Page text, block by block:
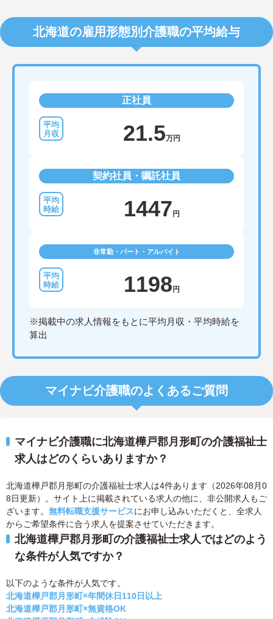
北海道の雇用形態別介護職の平均給与
正社員
21.5万円
契約社員・嘱託社員
1447 円
非常勤・パート・アルバイト
1198 円
※掲載中の求人情報をもとに平均月収・平均時給を
算出
マイナビ介護職のよくあるご質問
マイナビ介護職に北海道樺戸郡月形町の介護福祉士
求人はどのくらいありますか？
北海道樺戸郡月形町の介護福祉士求人は4件あります（2026年08月0
8日更新）。サイト上に掲載されている求人の他に、非公開求人もご
ざいます。 無料転職支援サービスにお申し込みいただくと、全求人
からご希望条件に合う求人を提案させていただきます。
北海道樺戸郡月形町の介護福祉士求人ではどのよう
な条件が人気ですか？
以下のような条件が人気です。
北海道樺戸郡月形町×年間休日110日以上
北海道樺戸郡月形町×無資格OK